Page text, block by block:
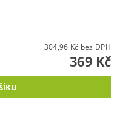
304,96 Kč bez DPH
369 Kč